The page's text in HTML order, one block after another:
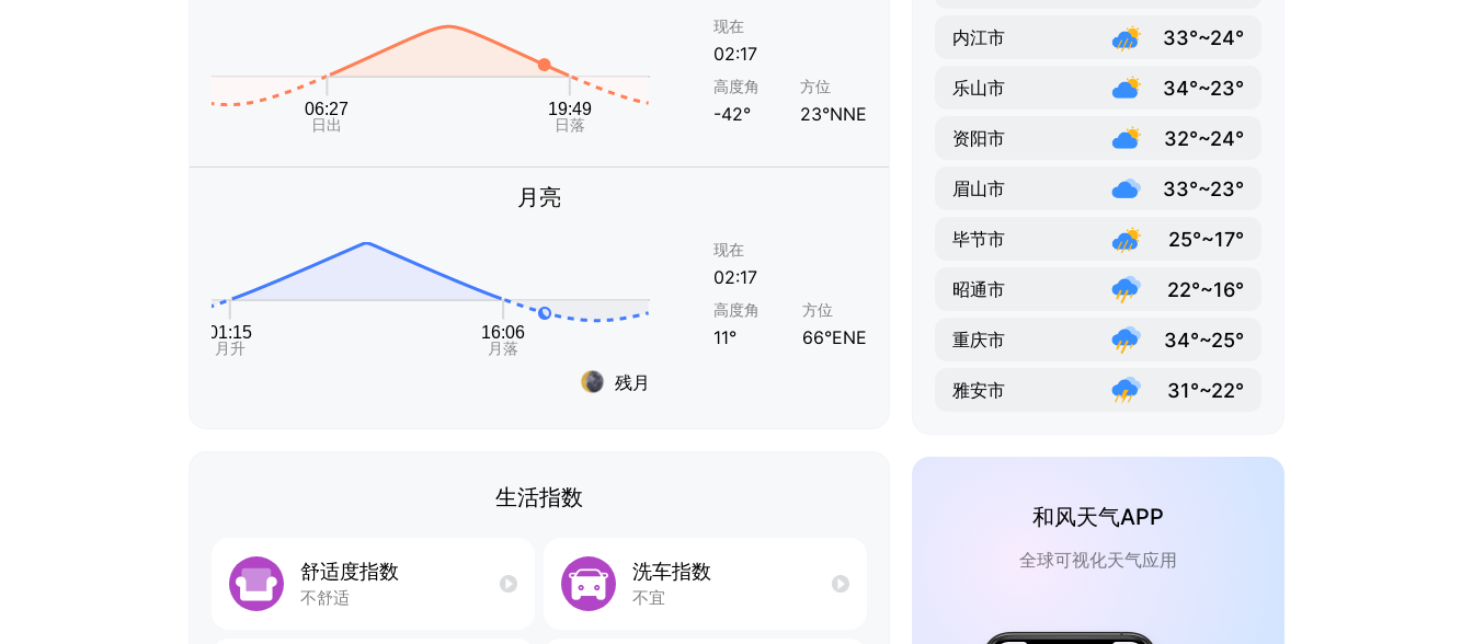
现在
02:17
高度角
-42°
方位
23°NNE
月亮
残月
现在
02:17
高度角
11°
方位
66°ENE
生活指数
舒适度指数
不舒适
洗车指数
不宜
内江市 33°~24°
乐山市 34°~23°
资阳市 32°~24°
眉山市 33°~23°
毕节市 25°~17°
昭通市 22°~16°
重庆市 34°~25°
雅安市 31°~22°
和风天气APP
全球可视化天气应用